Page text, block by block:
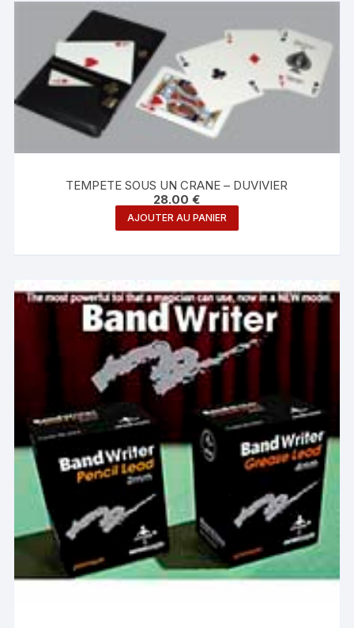
TEMPETE SOUS UN CRANE – DUVIVIER
28.00€
AJOUTER AU PANIER